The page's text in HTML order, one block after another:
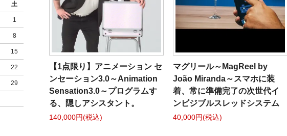
土
1
8
15
22
29
【1点限り】アニメーション セ
ンセーション3.0～Animation
Sensation3.0～プログラムす
る、隠しアシスタント。
140,000円(税込)
マグリール～MagReel by
João Miranda～スマホに装
着、常に準備完了の次世代イ
ンビジブルスレッドシステム
40,000円(税込)